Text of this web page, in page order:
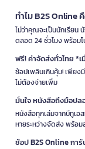
ทำไม B2S
ไม่ว่าคุณจะเป็นนักเรีย
ตลอด 24 ชั่วโมง พร้อม
ฟรี! ค่าจัดส่งทั่วไทย *
ช้อปเพลินเกินคุ้ม! เพีย
ไม่ต้องจ่ายเพิ่ม
มั่นใจ หนังสือถึงมือป
หนังสือทุกเล่มจากบีทูเอ
หายระหว่างจัดส่ง พร้
ช้อป B2S Online กา